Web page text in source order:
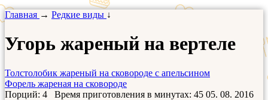
Главная → Редкие виды ↓
Угорь жареный на вертеле
Толстолобик жареный на сковороде с апельсином
Форель жареная на сковороде
Порций: 4 Время приготовления в минутах: 45 05. 08. 2016